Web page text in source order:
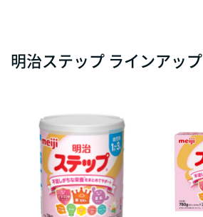
明治ステップ ラインアップ